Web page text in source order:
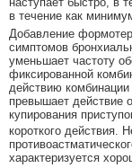
в течение как
Добавление
симптомов
уменьшает частоту
фиксированной
действию
превышает действие
купирования
короткого действия.
характеризуется